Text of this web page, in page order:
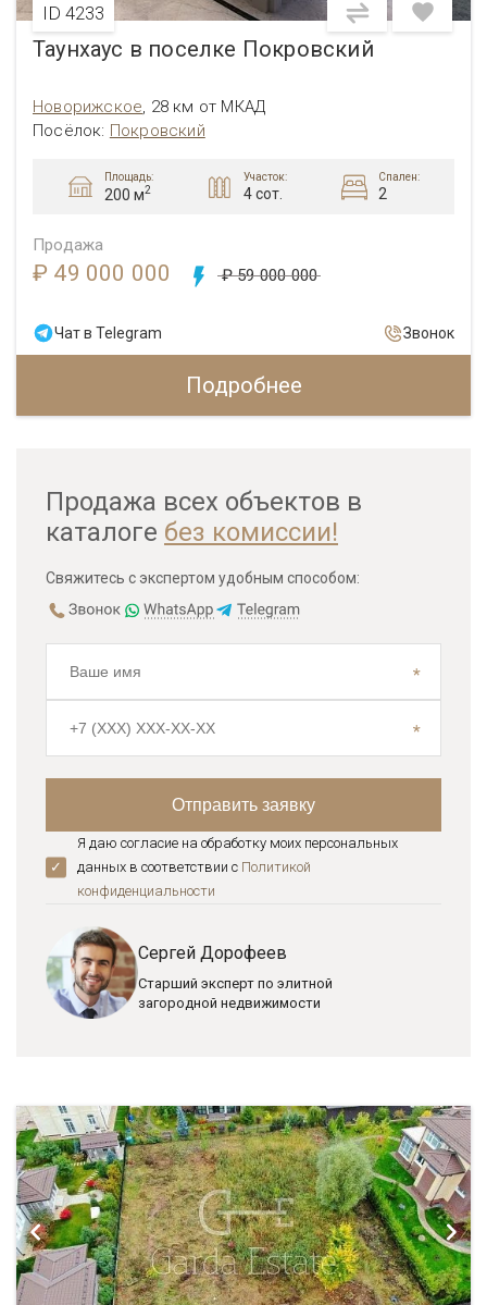
ID 4233
Таунхаус в поселке Покровский
Новорижское, 28 км от МКАД
Посёлок: Покровский
Площадь:
200 м2
Участок:
4 сот.
Спален:
2
Продажа
₽ 49 000 000 ₽ 59 000 000
Чат в Telegram Звонок
Подробнее
Продажа всех объектов в
каталоге без комиссии!
Свяжитесь с экспертом удобным способом:
Я даю согласие на обработку моих персональных
данных в соответствии с Политикой
конфиденциальноcти
Сергей Дорофеев
Старший эксперт по элитной
загородной недвижимости